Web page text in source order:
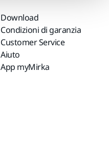
Download
Condizioni di garanzia
Customer Service
Aiuto
App myMirka